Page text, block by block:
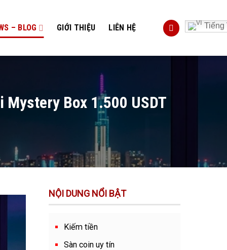
– BLOG GIỚI THIỆU LIÊN HỆ Tiếng
Box 1.500 USDT
NỘI DUNG NỔI BẬT
Kiếm tiền
Sàn coin uy tín